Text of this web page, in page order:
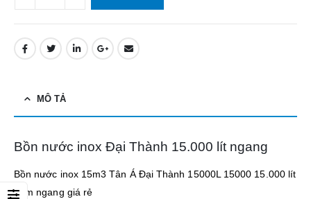
MÔ TẢ
Bồn nước inox Đại Thành 15.000 lít ngang
Bồn nước inox 15m3 Tân Á Đại Thành 15000L 15000 15.000 lít
nằm ngang giá rẻ